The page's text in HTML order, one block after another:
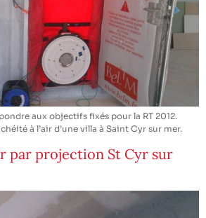
aux objectifs fixés pour la RT 2012.
à l’air d’une villa à Saint Cyr sur mer.
par projection St Cyr sur